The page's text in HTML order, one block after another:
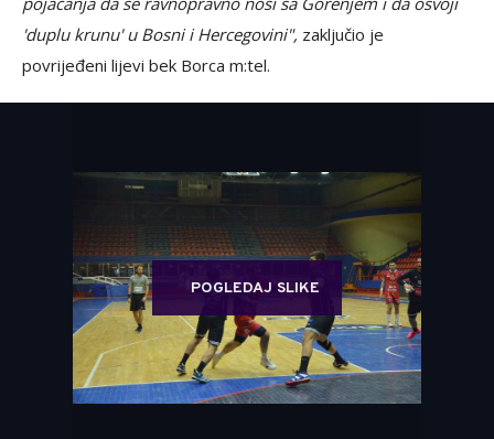
'duplu krunu' u Bosni i Hercegovini", zaključio je
povrijeđeni lijevi bek Borca m:tel.
POGLEDAJ SLIKE